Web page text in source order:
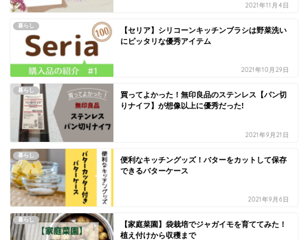
2021年11月4日
暮らし
【セリア】シリコーンキッチンブラシは野菜洗い
にピッタリな優秀アイテム
2021年10月29日
暮らし
買ってよかった！無印良品のステンレス【パン切
りナイフ】が想像以上に優秀だった!
2021年9月21日
暮らし
便利なキッチングッズ！バターをカットして保存
できるバターケース
2021年9月6日
暮らし
【家庭菜園】袋栽培でジャガイモを育ててみた！
植え付けから収穫まで